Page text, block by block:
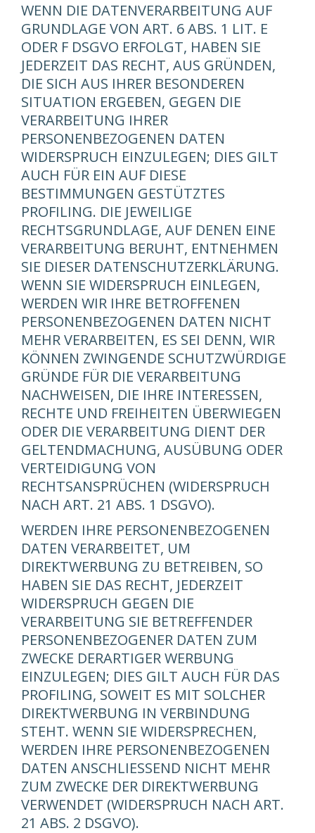
WENN DIE DATENVERARBEITUNG AUF
GRUNDLAGE VON ART. 6 ABS. 1 LIT. E
ODER F DSGVO ERFOLGT, HABEN SIE
JEDERZEIT DAS RECHT, AUS GRÜNDEN,
DIE SICH AUS IHRER BESONDEREN
SITUATION ERGEBEN, GEGEN DIE
VERARBEITUNG IHRER
PERSONENBEZOGENEN DATEN
WIDERSPRUCH EINZULEGEN; DIES GILT
AUCH FÜR EIN AUF DIESE
BESTIMMUNGEN GESTÜTZTES
PROFILING. DIE JEWEILIGE
RECHTSGRUNDLAGE, AUF DENEN EINE
VERARBEITUNG BERUHT, ENTNEHMEN
SIE DIESER DATENSCHUTZERKLÄRUNG.
WENN SIE WIDERSPRUCH EINLEGEN,
WERDEN WIR IHRE BETROFFENEN
PERSONENBEZOGENEN DATEN NICHT
MEHR VERARBEITEN, ES SEI DENN, WIR
KÖNNEN ZWINGENDE SCHUTZWÜRDIGE
GRÜNDE FÜR DIE VERARBEITUNG
NACHWEISEN, DIE IHRE INTERESSEN,
RECHTE UND FREIHEITEN ÜBERWIEGEN
ODER DIE VERARBEITUNG DIENT DER
GELTENDMACHUNG, AUSÜBUNG ODER
VERTEIDIGUNG VON
RECHTSANSPRÜCHEN (WIDERSPRUCH
NACH ART. 21 ABS. 1 DSGVO).
WERDEN IHRE PERSONENBEZOGENEN
DATEN VERARBEITET, UM
DIREKTWERBUNG ZU BETREIBEN, SO
HABEN SIE DAS RECHT, JEDERZEIT
WIDERSPRUCH GEGEN DIE
VERARBEITUNG SIE BETREFFENDER
PERSONENBEZOGENER DATEN ZUM
ZWECKE DERARTIGER WERBUNG
EINZULEGEN; DIES GILT AUCH FÜR DAS
PROFILING, SOWEIT ES MIT SOLCHER
DIREKTWERBUNG IN VERBINDUNG
STEHT. WENN SIE WIDERSPRECHEN,
WERDEN IHRE PERSONENBEZOGENEN
DATEN ANSCHLIESSEND NICHT MEHR
ZUM ZWECKE DER DIREKTWERBUNG
VERWENDET (WIDERSPRUCH NACH ART.
21 ABS. 2 DSGVO).